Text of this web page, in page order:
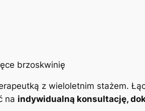
z wieloletnim stażem.
na indywidualną konsultację,